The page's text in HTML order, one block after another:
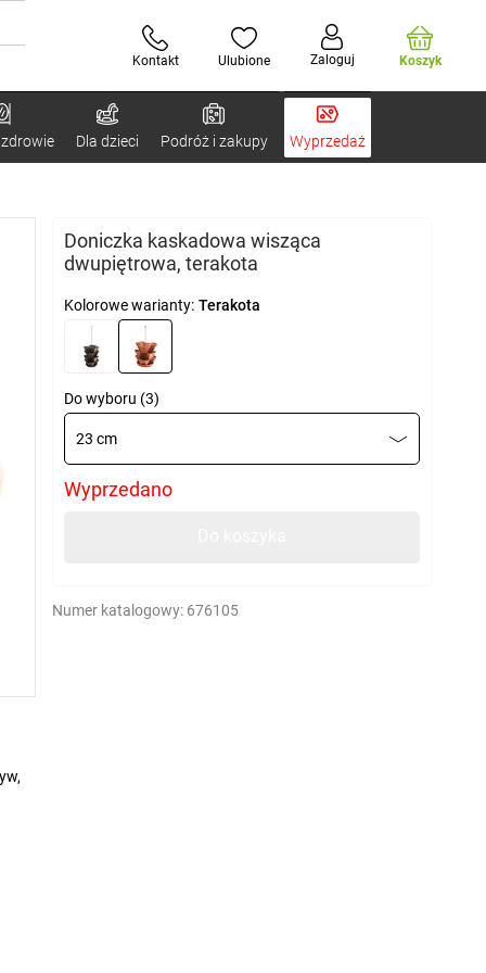
Kontakt Ulubione Zaloguj Koszyk
Dla dzieci Podróż i zakupy Wyprzedaż
Doniczka kaskadowa wisząca
dwupiętrowa, terakota
Kolorowe warianty: Terakota
Do wyboru (3)
23 cm
Wyprzedano
Numer katalogowy: 676105